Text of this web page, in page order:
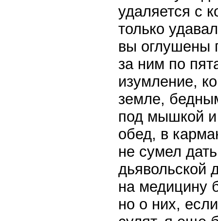
удаляется с
только
вы оглушены
за ним по
изумление,
земле,
под мышкой и
обед, в
не сумел
дьявольской
на медицину
но о них,